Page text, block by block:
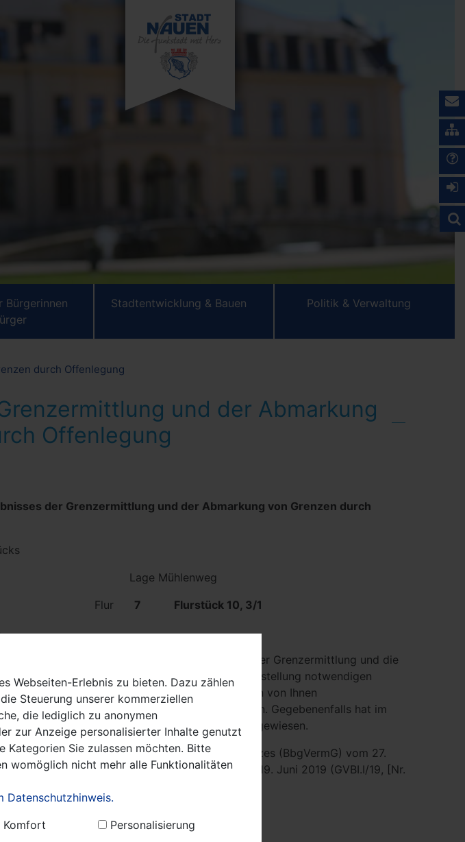
Webseiten-Erlebnis zu bieten. Dazu zählen
Steuerung unserer kommerziellen
die lediglich zu anonymen
zur Anzeige personalisierter Inhalte genutzt
Kategorien Sie zulassen möchten. Bitte
womöglich nicht mehr alle Funktionalitäten
Datenschutzhinweis.
Komfort Personalisierung
Bürgerinnen
Stadtentwicklung & Bauen Politik & Verwaltung
durch Offenlegung
und der Abmarkung
Offenlegung
der Grenzermittlung und der Abmarkung von Grenzen durch
Lage Mühlenweg
7 Flurstück 10, 3/1
war Gelegenheit, sich über das Ergebnis der Grenzermittlung und die
unterrichten zu lassen und die zur Grenzfeststellung notwendigen
abzugeben. Am Grenztermin haben Sie oder ein von Ihnen
nicht oder nicht bis zum Abschluss teilgenommen. Gegebenenfalls hat im
seine Bevollmächtigung nicht ausreichend nachgewiesen.
2 des Brandenburgischen Vermessungsgesetzes (BbgVermG) vom 27.
08], S.166) zuletzt geändert durch Gesetz vom 19. Juni 2019 (GVBI.I/19, [Nr.
Offenlegung